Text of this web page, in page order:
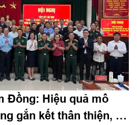
Mỹ Châu, Phó Tổng giám đốc
đảo cán bộ, đoàn viên, người lao
Nam.
Đồng: Hiệu quả mô
gắn kết thân thiện, hỗ